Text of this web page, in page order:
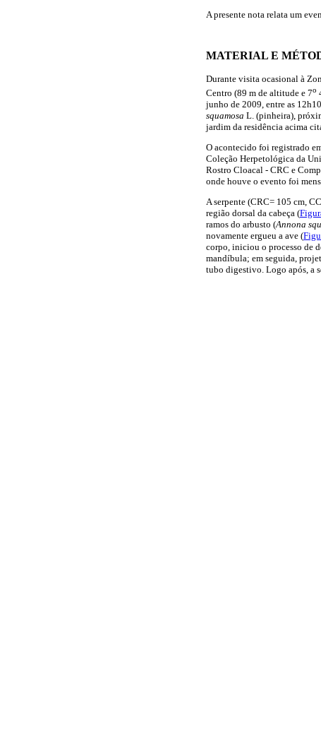
A presente nota relata um
MATERIAL E
Durante visita ocasional à
Centro (89 m de altitude e 7o
junho de 2009, entre as
squamosa L. (pinheira),
jardim da residência acima
O acontecido foi registrado
Coleção Herpetológica da
Rostro Cloacal - CRC e
onde houve o evento foi
A serpente (CRC= 105 cm,
região dorsal da cabeça (
ramos do arbusto (Annona
novamente ergueu a ave (
corpo, iniciou o processo de
mandíbula; em seguida,
tubo digestivo. Logo após, a